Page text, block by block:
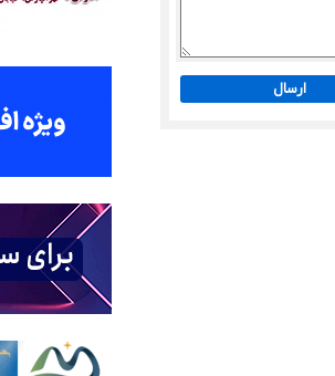
ارسال